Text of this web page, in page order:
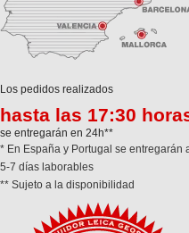
Los pedidos realizados
hasta las 17:30
se entregarán en 24h**
* En España y Portugal se entregarán
5-7 días laborables
** Sujeto a la disponibilidad